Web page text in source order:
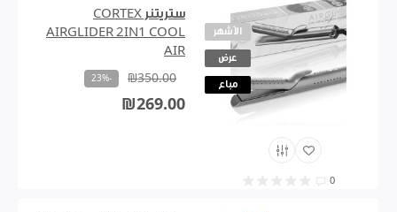
الأشهر
عرض
مباع
0
ستريتنر CORTEX
AIRGLIDER 2IN1 COOL
AIR
₪350.00
-23%
₪269.00